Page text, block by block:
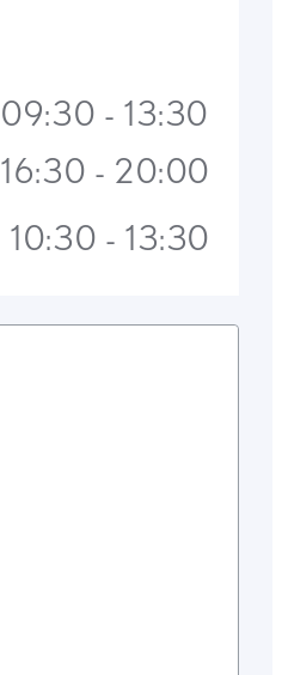
09:30 - 13:30
16:30 - 20:00
10:30 - 13:30